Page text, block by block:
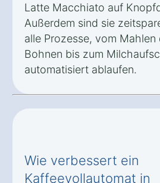
Latte Macchiato auf
Außerdem sind sie
alle Prozesse, vom Mahlen
Bohnen bis zum
automatisiert ablaufen.
Wie verbessert ein
Kaffeevollautomat in